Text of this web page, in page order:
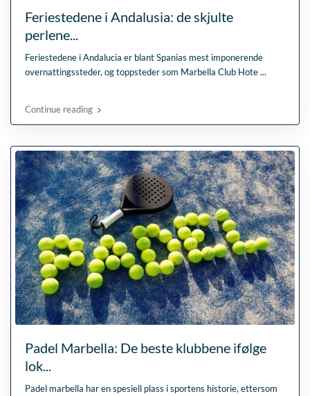
Feriestedene i Andalusia: de skjulte
perlene...
Feriestedene i Andalucia er blant Spanias mest imponerende
overnattingssteder, og toppsteder som Marbella Club Hote...
Continue reading
Padel Marbella: De beste klubbene ifølge
lok...
Padel marbella har en spesiell plass i sportens historie, ettersom